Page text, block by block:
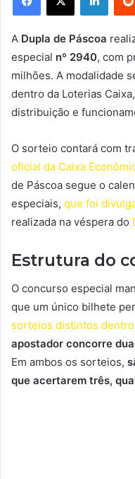
A Dupla de Páscoa
especial nº 2940, com
milhões. A modalidade
dentro da Loterias
distribuição e
O sorteio contará com
oficial da Caixa
de Páscoa segue o
especiais, que foi
realizada na véspera do
Estrutura do
O concurso especial
que um único bilhete
sorteios distintos
apostador concorre
Em ambos os sorteios,
que acertarem três,